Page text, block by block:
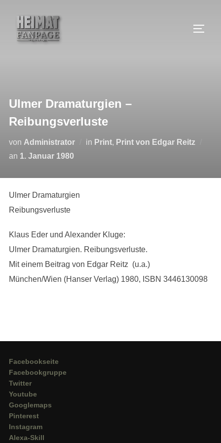
springen
Ulmer Dramaturgien –
Reibungsverluste
von Administrator in Print, Print von Edgar Reitz
an Veröffentlicht
1. Januar 1980
Ulmer Dramaturgien
Reibungsverluste
Klaus Eder und Alexander Kluge:
Ulmer Dramaturgien. Reibungsverluste.
Mit einem Beitrag von Edgar Reitz (u.a.)
München/Wien (Hanser Verlag) 1980, ISBN 3446130098
Facebookseite
Facebookgruppe
Twitter
Youtube
Googlemaps
Pinterest
Instagram
Alexa-Skill